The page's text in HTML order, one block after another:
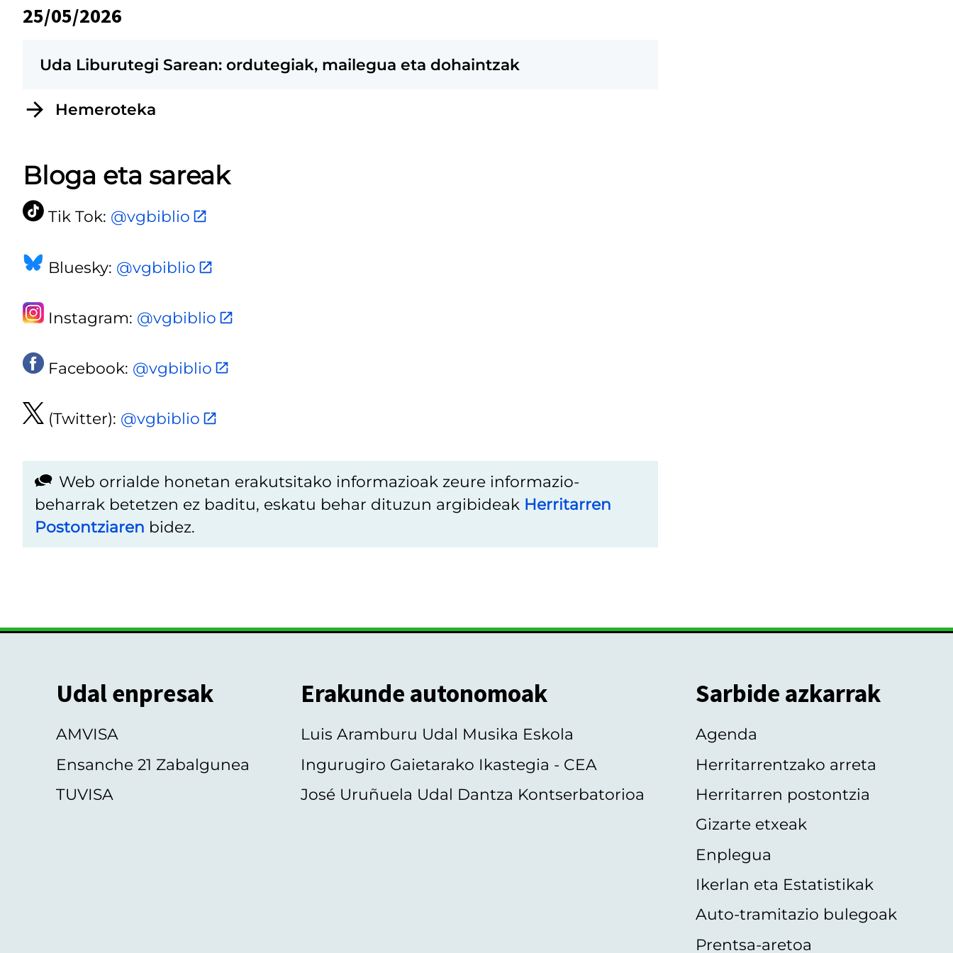
25/05/2026
Uda Liburutegi Sarean: ordutegiak, mailegua eta dohaintzak
Hemeroteka
Bloga eta sareak
Tik Tok: @vgbiblio
Bluesky: @vgbiblio
Instagram: @vgbiblio
Facebook: @vgbiblio
(Twitter): @vgbiblio
Web orrialde honetan erakutsitako informazioak zeure informazio-
beharrak betetzen ez baditu, eskatu behar dituzun argibideak Herritarren
Postontziaren bidez.
Udal enpresak
AMVISA
Ensanche 21 Zabalgunea
TUVISA
Erakunde autonomoak
Luis Aramburu Udal Musika Eskola
Ingurugiro Gaietarako Ikastegia - CEA
José Uruñuela Udal Dantza Kontserbatorioa
Sarbide azkarrak
Agenda
Herritarrentzako arreta
Herritarren postontzia
Gizarte etxeak
Enplegua
Ikerlan eta Estatistikak
Auto-tramitazio bulegoak
Prentsa-aretoa